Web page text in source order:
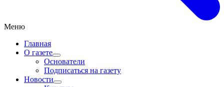
Меню
Главная
О газете
Основатели
Подписаться на газету
Новости